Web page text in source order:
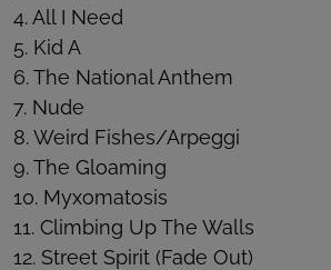
4. All I Need
5. Kid A
6. The National Anthem
7. Nude
8. Weird Fishes/Arpeggi
9. The Gloaming
10. Myxomatosis
11. Climbing Up The Walls
12. Street Spirit (Fade Out)